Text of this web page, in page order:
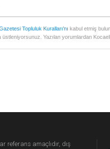
Topluluk Kuralları’nı kabul etmiş
üstleniyorsunuz. Yazılan yorumlardan
referans amaçlıdır, dış